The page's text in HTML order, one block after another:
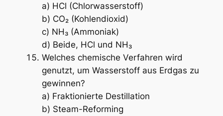
a) HCl (Chlorwasserstoff)
b) CO₂ (Kohlendioxid)
c) NH₃ (Ammoniak)
d) Beide, HCl und NH₃
Welches chemische Verfahren wird
genutzt, um Wasserstoff aus Erdgas zu
gewinnen?
a) Fraktionierte Destillation
b) Steam-Reforming